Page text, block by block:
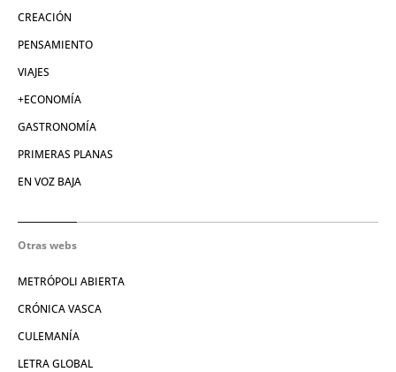
CREACIÓN
PENSAMIENTO
VIAJES
+ECONOMÍA
GASTRONOMÍA
PRIMERAS PLANAS
EN VOZ BAJA
Otras webs
METRÓPOLI ABIERTA
CRÓNICA VASCA
CULEMANÍA
LETRA GLOBAL